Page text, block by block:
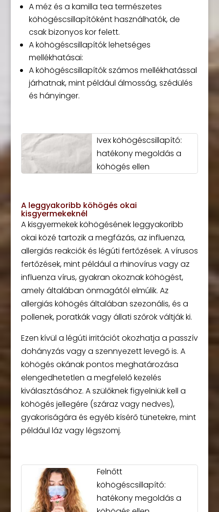
A méz és a kamilla tea természetes
köhögéscsillapítóként használhatók, de
csak bizonyos kor felett.
A köhögéscsillapítók lehetséges
mellékhatásai:
A köhögéscsillapítók számos mellékhatással
járhatnak, mint például álmosság, szédülés
és hányinger.
Ivex köhögéscsillapító:
hatékony megoldás a
köhögés ellen
A leggyakoribb köhögés okai
kisgyermekeknél
A kisgyermekek köhögésének leggyakoribb
okai közé tartozik a megfázás, az influenza,
allergiás reakciók és légúti fertőzések. A vírusos
fertőzések, mint például a rhinovírus vagy az
influenza vírus, gyakran okoznak köhögést,
amely általában önmagától elmúlik. Az
allergiás köhögés általában szezonális, és a
pollenek, poratkák vagy állati szőrök váltják ki.
Ezen kívül a légúti irritációt okozhatja a passzív
dohányzás vagy a szennyezett levegő is. A
köhögés okának pontos meghatározása
elengedhetetlen a megfelelő kezelés
kiválasztásához. A szülőknek figyelniük kell a
köhögés jellegére (száraz vagy nedves),
gyakoriságára és egyéb kísérő tünetekre, mint
például láz vagy légszomj.
Felnőtt
köhögéscsillapító:
hatékony megoldás a